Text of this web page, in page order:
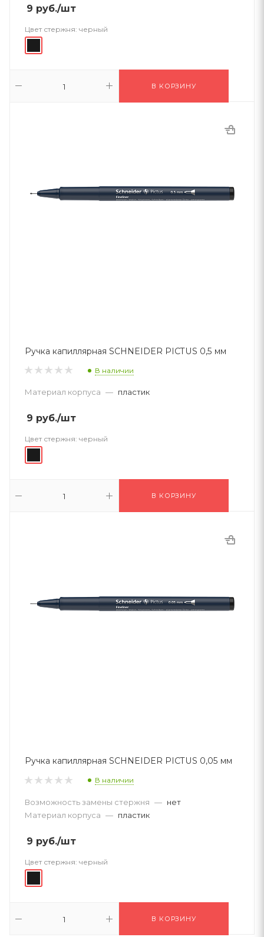
9 руб./шт
Цвет стержня: черный
В КОРЗИНУ
Ручка капиллярная SCHNEIDER PICTUS 0,5 мм
В наличии
Материал корпуса — пластик
9 руб./шт
Цвет стержня: черный
В КОРЗИНУ
Ручка капиллярная SCHNEIDER PICTUS 0,05 мм
В наличии
Возможность замены стержня — нет
Материал корпуса — пластик
9 руб./шт
Цвет стержня: черный
В КОРЗИНУ